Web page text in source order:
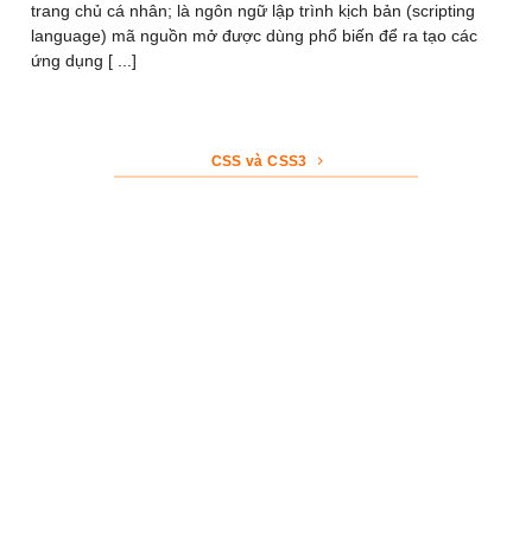
trang chủ cá nhân; là ngôn ngữ lập trình kịch bản (scripting
language) mã nguồn mở được dùng phổ biến để ra tạo các
ứng dụng [ ...]
CSS và CSS3